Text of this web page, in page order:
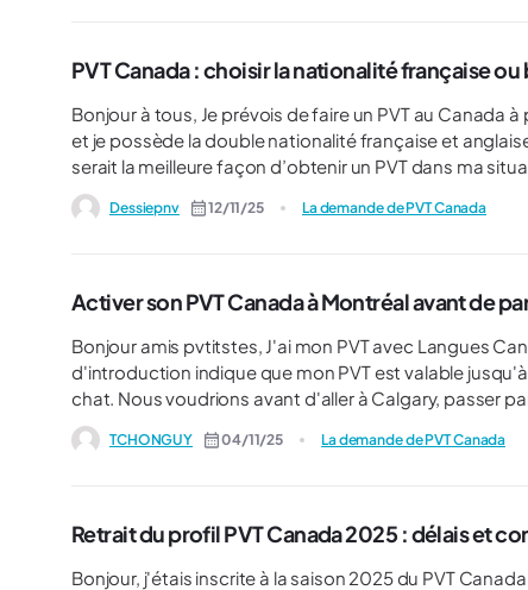
PVT Canada : choisir la nationalité française
Bonjour à tous, Je prévois de faire un PVT au Canada à partir de l’année prochaine. J’ai 30 ans (31 ans en janvier 2026)
et je possède la double nationalité française et anglaise. J’habite
serait la meilleure façon d’obtenir un PVT dans ma situation. Pensez-vous qu’il serait préférable de le
nationalité britannique (pas de tirage au sort car moins de demande?) ? Est-ce un
France ? Faut-il justifier d’une adresse au Royaume-Uni ? Merci d’avance pour vos conseils et vos
Dessiepnv 12/11/25 La demande de PVT Canada
Activer son PVT Canada à Montréal avant de
Bonjour amis pvtitstes, J'ai mon PVT avec Langues Canada, école de Calgary pour 12 semaines de cours. Ma lettre
d'introduction indique que mon PVT est valable
chat. Nous voudrions avant d'aller à Calgary, passer par Montréal pour une semaine chez des amis, car ma
compagne est en fauteuil roulant et ça permettrait de
aussi de couper le voyage pour le chat). J'ai vu que je ne pourrais pas activer mon pvt à Calgary sans ressortir du
rendre à Calgary ? Ma lettre d'introduction n'indique aucunement l'école de Calgary ou Langues Canada, l'agent
aurait il des raisons de me refuser ou de le savoir ?
TCHONGUY 04/11/25 La demande de PVT Canada
Retrait du profil PVT Canada 2025 : délais et
Bonjour, j'étais inscrite à la saison 2025 du PVT